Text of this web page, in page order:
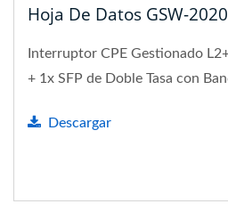
Hoja De Datos GSW-
Interruptor CPE Gestionado
+ 1x SFP de Doble Tasa con
Descargar